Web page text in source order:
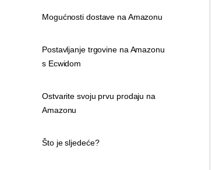
Mogućnosti dostave na Amazonu
Postavljanje trgovine na Amazonu
s Ecwidom
Ostvarite svoju prvu prodaju na
Amazonu
Što je sljedeće?